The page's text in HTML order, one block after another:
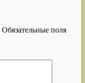
Обязательные поля